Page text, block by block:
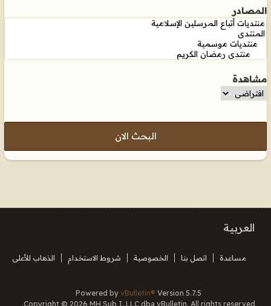
المصادر
مشاهدة
البحث الان
العربية
مساعدة اتصل بنا الخصوصية شروط الاستخدام الذهاب للأعلى
Powered by vBulletin® Version 5.7.5
Copyright © 2026 MH Sub I, LLC dba vBulletin. All rights reserved.